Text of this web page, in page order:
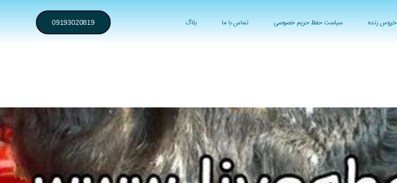
خروس زنده سیاست حفظ حریم خصوصی تماس با ما بلاگ 09193020819